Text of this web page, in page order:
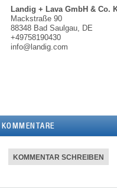
Landig + Lava GmbH & Co.
Mackstraße 90
88348 Bad Saulgau, DE
+49758190430
info@landig.com
KOMMENTARE
KOMMENTAR SCHREIBEN